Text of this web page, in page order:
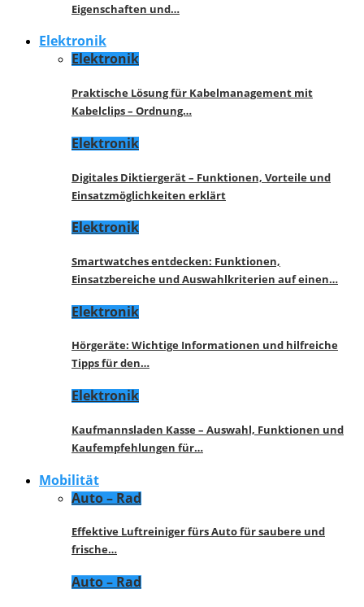
Eigenschaften und…
Elektronik
Elektronik
Praktische Lösung für Kabelmanagement mit
Kabelclips – Ordnung…
Elektronik
Digitales Diktiergerät – Funktionen, Vorteile und
Einsatzmöglichkeiten erklärt
Elektronik
Smartwatches entdecken: Funktionen,
Einsatzbereiche und Auswahlkriterien auf einen…
Elektronik
Hörgeräte: Wichtige Informationen und hilfreiche
Tipps für den…
Elektronik
Kaufmannsladen Kasse – Auswahl, Funktionen und
Kaufempfehlungen für…
Mobilität
Auto – Rad
Effektive Luftreiniger fürs Auto für saubere und
frische…
Auto – Rad